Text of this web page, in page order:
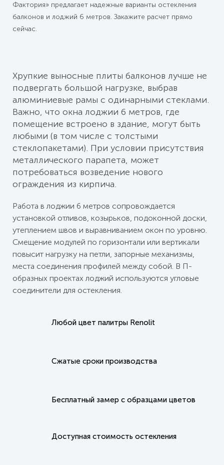
Фактория» предлагает надежные варианты остекления
балконов и лоджий 6 метров. Закажите расчет прямо
сейчас.
Хрупкие выносные плиты балконов лучше не
подвергать большой нагрузке, выбрав
алюминиевые рамы с одинарными стеклами.
Важно, что окна лоджии 6 метров, где
помещение встроено в здание, могут быть
любыми (в том числе с толстыми
стеклопакетами). При условии присутствия
металлического парапета, может
потребоваться возведение нового
ограждения из кирпича.
Работа в лоджии 6 метров сопровождается
установкой отливов, козырьков, подоконной доски,
утеплением швов и выравниванием окон по уровню.
Смещение модулей по горизонтали или вертикали
повысит нагрузку на петли, запорные механизмы,
места соединения профилей между собой. В П-
образных проектах лоджий используются угловые
соединители для остекления.
Любой цвет палитры Renolit
Сжатые сроки производства
Бесплатный замер с образцами цветов
Доступная стоимость остекления